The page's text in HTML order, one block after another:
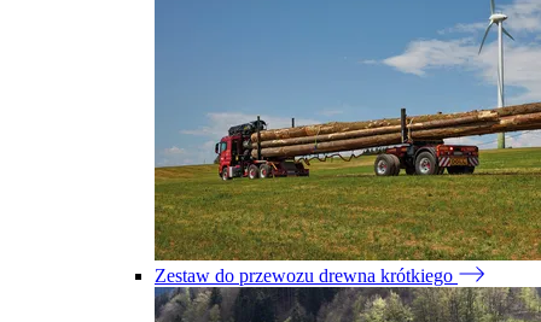
Zestaw do przewozu drewna krótkiego